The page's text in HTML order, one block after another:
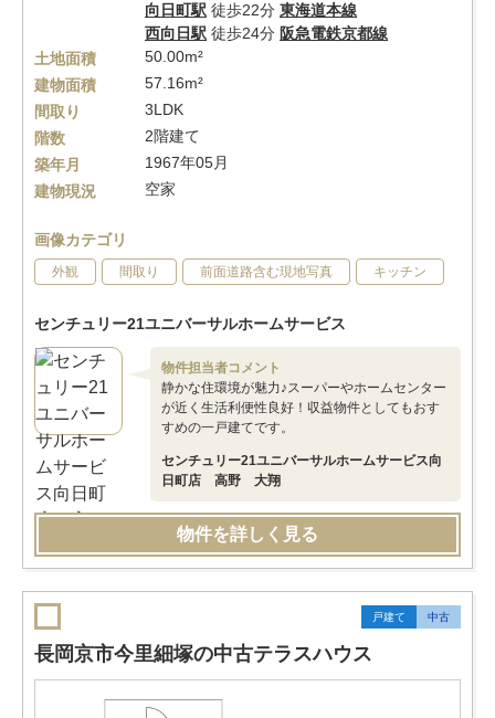
向日町駅 徒歩22分 東海道本線
西向日駅 徒歩24分 阪急電鉄京都線
土地面積
50.00m²
建物面積
57.16m²
間取り
3LDK
階数
2階建て
築年月
1967年05月
建物現況
空家
画像カテゴリ
外観 間取り 前面道路含む現地写真 キッチン
センチュリー21ユニバーサルホームサービス
物件担当者コメント
静かな住環境が魅力♪スーパーやホームセンター
が近く生活利便性良好！収益物件としてもおす
すめの一戸建てです。
センチュリー21ユニバーサルホームサービス向
日町店 高野 大翔
物件を詳しく見る
戸建て 中古
長岡京市今里細塚の中古テラスハウス